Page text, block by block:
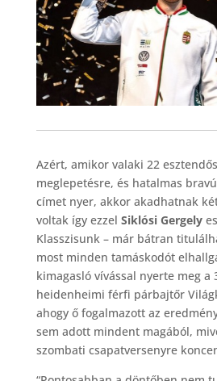
Azért, amikor valaki 22
meglepetésre, és hatalmas
címet nyer, akkor akadhatnak
voltak így ezzel Siklósi Gergely
Klasszisunk – már bátran
most minden tamáskodót
kimagasló vívással nyerte meg a
heidenheimi férfi párbajtőr
ahogy ő fogalmazott az
sem adott mindent magából,
szombati csapatversenyre